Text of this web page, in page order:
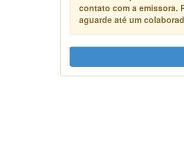
contato com a emissora.
aguarde até um